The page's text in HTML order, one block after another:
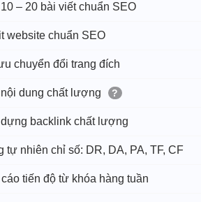
– 20 bài viết chuẩn SEO
website chuẩn SEO
chuyển đổi trang đích
dung chất lượng ?
backlink chất lượng
tự nhiên chỉ số: DR, DA, PA, TF, CF
cáo tiến độ từ khóa hàng tuần